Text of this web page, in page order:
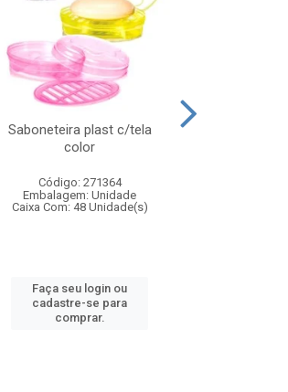
Saboneteira plast c/tela
color
Código: 271364
Embalagem: Unidade
Caixa Com: 48 Unidade(s)
Faça seu login ou
cadastre-se para
comprar.